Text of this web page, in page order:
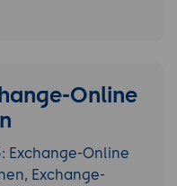
Online
Exchange-Online
Exchange-